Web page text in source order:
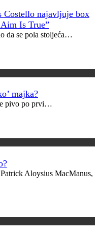
najavljuje box
Is True”
da se pola stoljeća…
majka?
pivo po prvi…
Aloysius MacManus,